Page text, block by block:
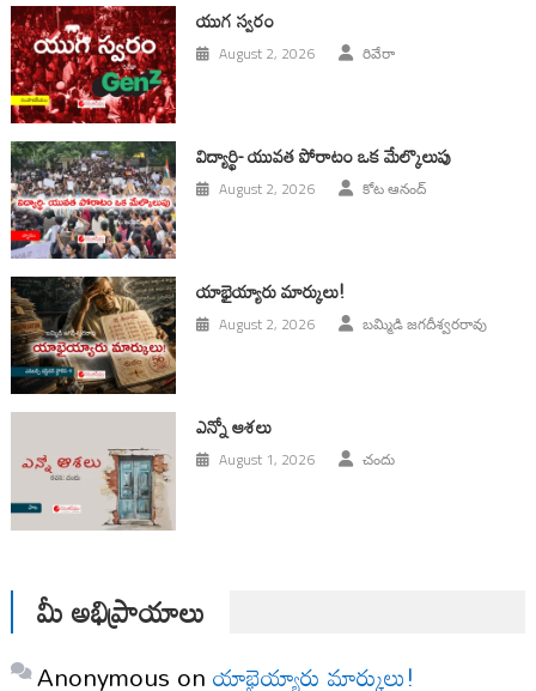
యుగ స్వ‌రం
August 2, 2026 రివేరా
విద్యార్థి- యువత పోరాటం ఒక మేల్కొలుపు
August 2, 2026 కోట ఆనంద్
యాభైయ్యారు మార్కులు!
August 2, 2026 బమ్మిడి జగదీశ్వరరావు
ఎన్నో ఆశలు
August 1, 2026 చందు
మీ అభిప్రాయాలు
Anonymous onయాభైయ్యారు మార్కులు!